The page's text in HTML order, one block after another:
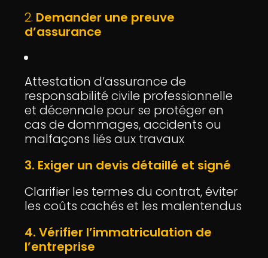
2. Demander une preuve
d’assurance
Attestation d’assurance de
responsabilité civile professionnelle
et décennale pour se protéger en
cas de dommages, accidents ou
malfaçons liés aux travaux
3. Exiger un devis détaillé et signé
Clarifier les termes du contrat, éviter
les coûts cachés et les malentendus
4. Vérifier l’immatriculation de
l’entreprise